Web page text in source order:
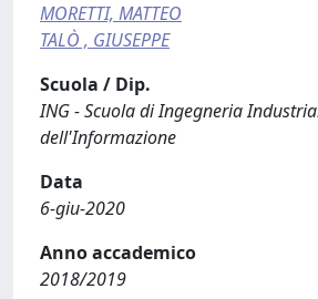
MORETTI, MATTEO
TALÒ , GIUSEPPE
Scuola / Dip.
ING - Scuola di Ingegneria
dell'Informazione
Data
6-giu-2020
Anno accademico
2018/2019